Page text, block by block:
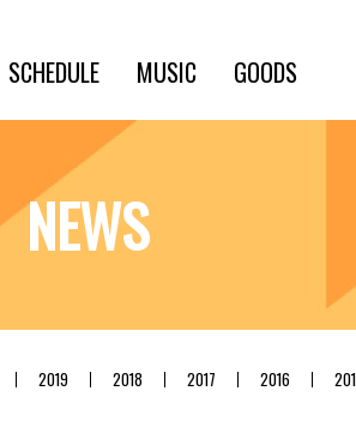
SCHEDULE MUSIC GOODS
NEWS
2019 2018 2017 2016